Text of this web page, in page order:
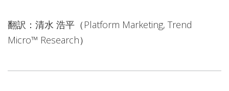
翻訳：清水 浩平（Platform Marketing, Trend
Micro™ Research）